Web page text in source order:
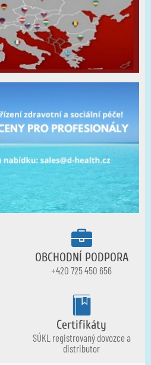
OBCHODNÍ PODPORA
+420 725 450 656
Certifikáty
SÚKL registrovaný dovozce a
distributor